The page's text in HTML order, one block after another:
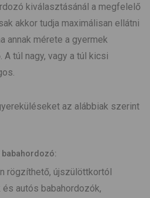
kiválasztásánál a megfelelő
akkor tudja maximálisan ellátni
annak mérete a gyermek
túl nagy, vagy a túl kicsi
az alábbiak szerint
babahordozó:
rögzíthető, újszülöttkortól
autós babahordozók,